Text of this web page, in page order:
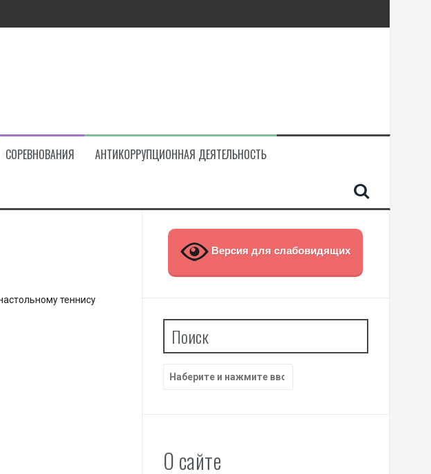
СОРЕВНОВАНИЯ АНТИКОРРУПЦИОННАЯ ДЕЯТЕЛЬНОСТЬ
теннису
Версия для слабовидящих
Поиск
Найти:
О сайте